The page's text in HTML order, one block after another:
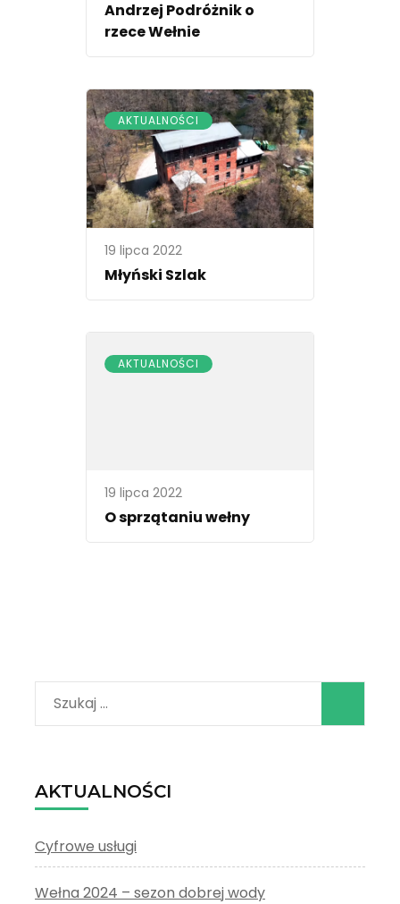
Andrzej Podróżnik o
rzece Wełnie
AKTUALNOŚCI
19 lipca 2022
Młyński Szlak
AKTUALNOŚCI
19 lipca 2022
O sprzątaniu wełny
Szukaj:
AKTUALNOŚCI
Cyfrowe usługi
Wełna 2024 – sezon dobrej wody